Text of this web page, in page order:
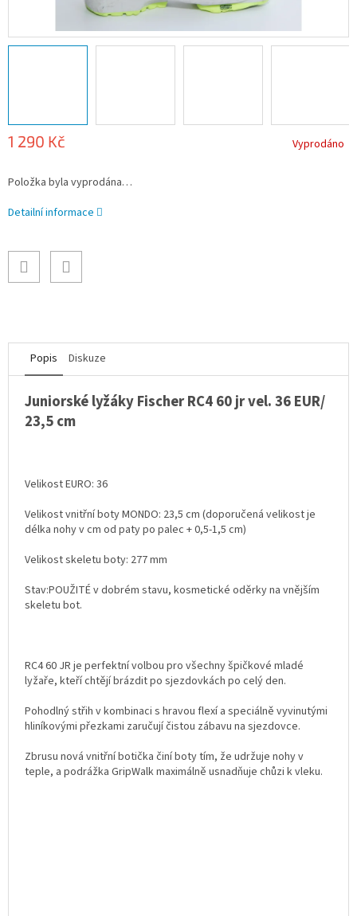
1 290 Kč
cena:
Vyprodáno
Položka byla vyprodána…
Detailní informace
Popis Diskuze
Juniorské lyžáky Fischer RC4 60 jr vel. 36 EUR/
23,5 cm
Velikost EURO: 36
Velikost vnitřní boty MONDO: 23,5 cm (doporučená velikost je
délka nohy v cm od paty po palec + 0,5-1,5 cm)
Velikost skeletu boty: 277 mm
Stav:POUŽITÉ v dobrém stavu, kosmetické oděrky na vnějším
skeletu bot.
RC4 60 JR je perfektní volbou pro všechny špičkové mladé
lyžaře, kteří chtějí brázdit po sjezdovkách po celý den.
Pohodlný střih v kombinaci s hravou flexí a speciálně vyvinutými
hliníkovými přezkami zaručují čistou zábavu na sjezdovce.
Zbrusu nová vnitřní botička činí boty tím, že udržuje nohy v
teple, a podrážka GripWalk maximálně usnadňuje chůzi k vleku.